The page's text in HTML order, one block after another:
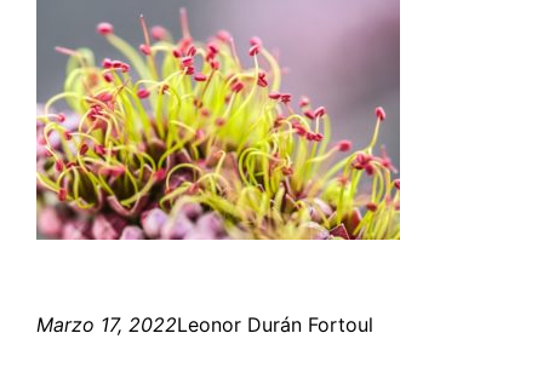
Marzo 17, 2022Leonor Durán Fortoul